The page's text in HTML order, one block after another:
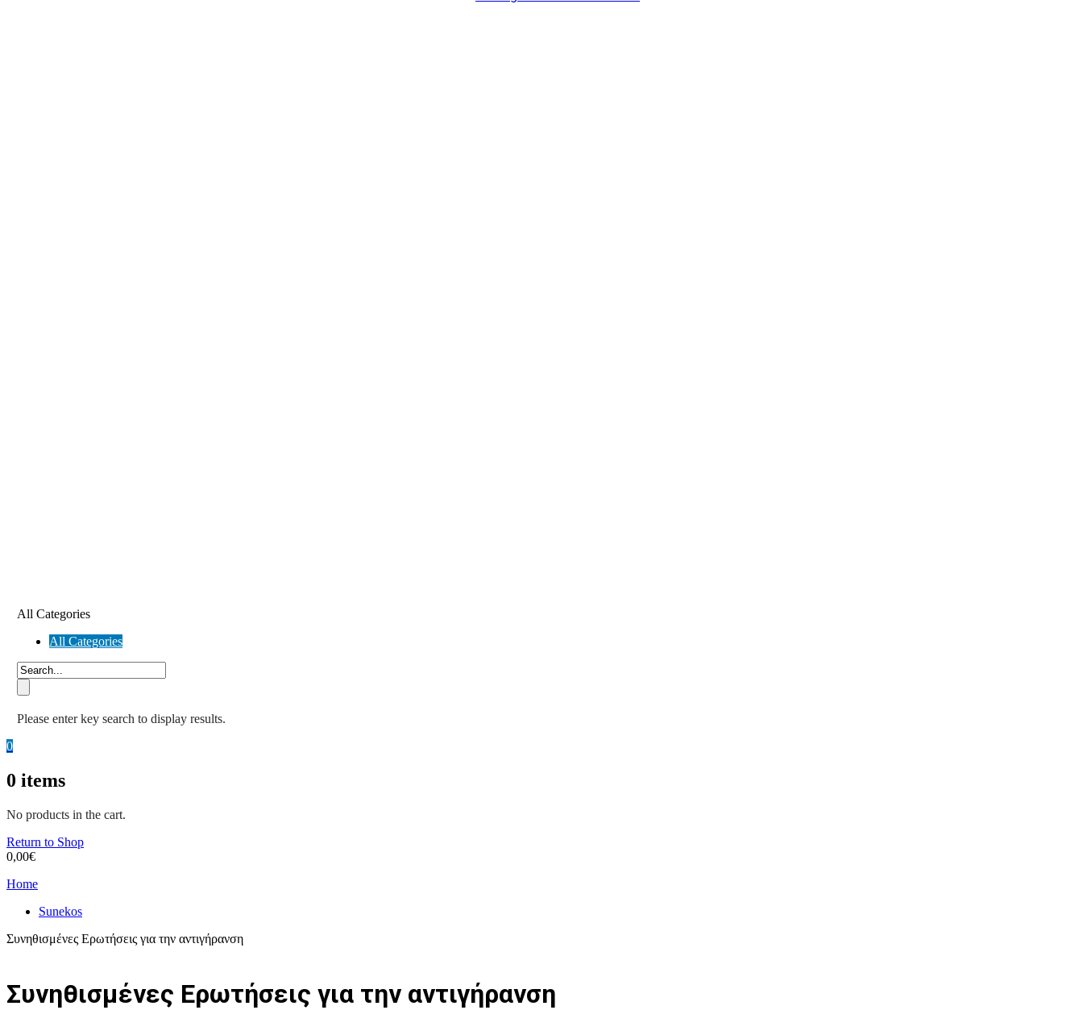
All Categories
All Categories
Please enter key search to display results.
0
0 items
No products in the cart.
Return to Shop
0,00€
Home
Sunekos
Συνηθισμένες Ερωτήσεις για την αντιγήρανση
Συνηθισμένες Ερωτήσεις για την αντιγήρανση